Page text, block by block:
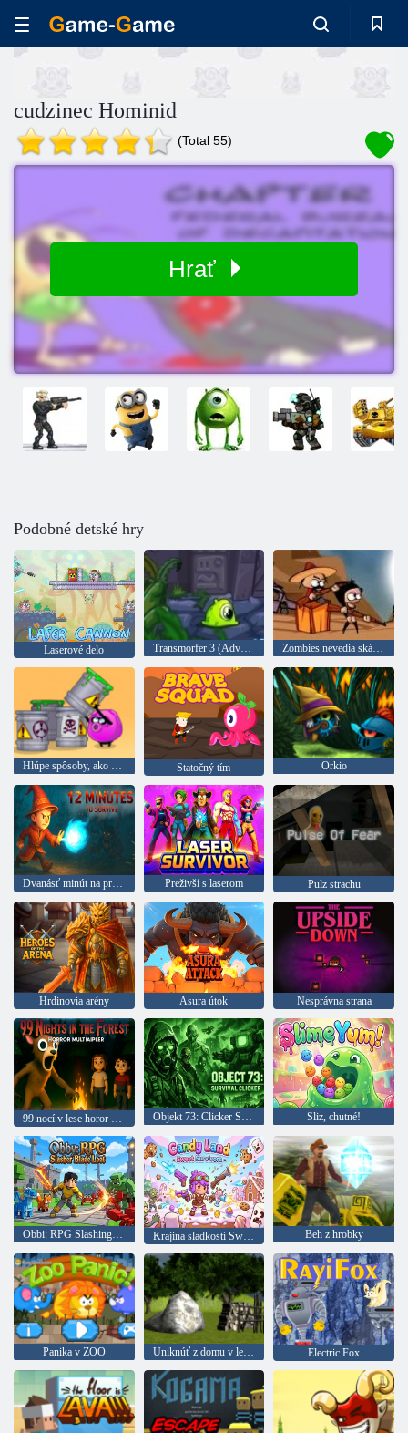
cudzinec Hominid
(Total 55)
Hrať
Podobné detské hry
Laserové delo Transmorfer 3 (Adventures transmorfera nyamchika 3) Zombies nevedia skákať
Hlúpe spôsoby, ako zomrieť 2 Statočný tím Orkio
Dvanásť minút na prežitie Preživší s laserom Pulz strachu
Hrdinovia arény Asura útok Nesprávna strana
Objekt 73: Clicker Survival Sliz, chutné!
Obbi: RPG Slashing Blade Loot Krajina sladkostí Sweet Survivors Beh z hrobky
Panika v ZOO Uniknúť z domu v lese: Episode 2 Electric Fox